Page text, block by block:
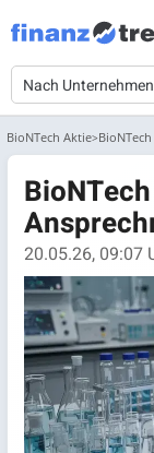
BioNTech Aktie
20.05.26, 09:07